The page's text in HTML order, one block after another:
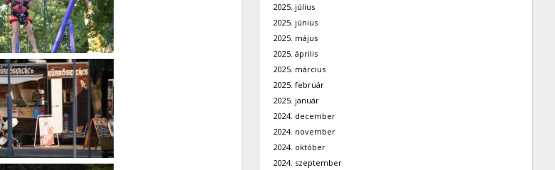
2025. július
2025. június
2025. május
2025. április
2025. március
2025. február
2025. január
2024. december
2024. november
2024. október
2024. szeptember